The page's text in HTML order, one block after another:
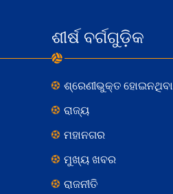
ଶୀର୍ଷ ବର୍ଗଗୁଡ଼ିକ
ଶ୍ରେଣୀଭୁକ୍ତ ହୋଇନଥିବା
ରାଜ୍ୟ
ମହାନଗର
ମୁଖ୍ୟ ଖବର
ରାଜନୀତି